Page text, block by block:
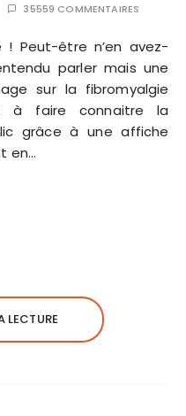
35559 COMMENTAIRES
Peut-être n’en avez-
parler mais une
sur la fibromyalgie
à faire connaitre la
grâce à une affiche
en…
LECTURE